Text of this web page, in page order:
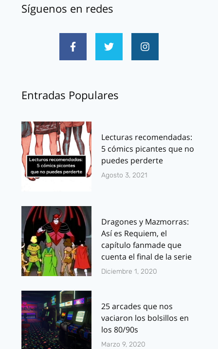
Síguenos en redes
Entradas Populares
Lecturas recomendadas:
5 cómics picantes que no
puedes perderte
Agosto 3, 2021
Dragones y Mazmorras:
Así es Requiem, el
capítulo fanmade que
cuenta el final de la serie
Diciembre 1, 2020
25 arcades que nos
vaciaron los bolsillos en
los 80/90s
Marzo 9, 2020